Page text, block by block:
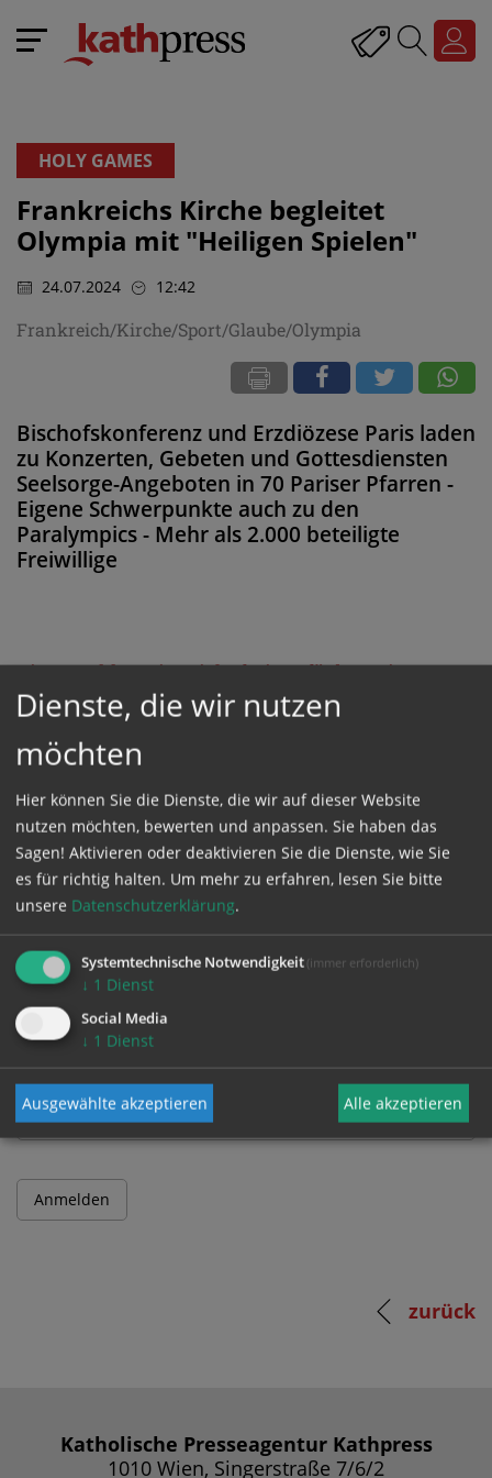
HOLY GAMES
Frankreichs Kirche begleitet
Olympia mit "Heiligen Spielen"
24.07.2024 12:42
Frankreich/Kirche/Sport/Glaube/Olympia
Bischofskonferenz und Erzdiözese Paris laden
zu Konzerten, Gebeten und Gottesdiensten
Seelsorge-Angeboten in 70 Pariser Pfarren -
Eigene Schwerpunkte auch zu den
Paralympics - Mehr als 2.000 beteiligte
Freiwillige
Diese Meldung ist nicht frei verfügbar. Bitte
loggen Sie sich ein, oder bestellen Sie das
Produkt
GESCHÜTZTER BEREICH
Bitte melden Sie sich mit Ihrem Benutzernamen
und Passwort an.
Benutzername
Passwort
zurück
Katholische Presseagentur Kathpress
1010 Wien, Singerstraße 7/6/2
Dienste, die wir nutzen
möchten
Hier können Sie die Dienste, die wir auf dieser Website
nutzen möchten, bewerten und anpassen. Sie haben das
Sagen! Aktivieren oder deaktivieren Sie die Dienste, wie Sie
es für richtig halten. Um mehr zu erfahren, lesen Sie bitte
unsere Datenschutzerklärung.
Systemtechnische Notwendigkeit (immer erforderlich)
↓ 1 Dienst
Social Media
↓ 1 Dienst
Ausgewählte akzeptieren Alle akzeptieren